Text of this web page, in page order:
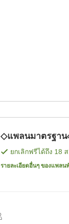
◇แพลนมาตรฐาน
ยกเลิกฟรีได้ถึง 18 ส
รายละเอียดอื่นๆ ของแพลน